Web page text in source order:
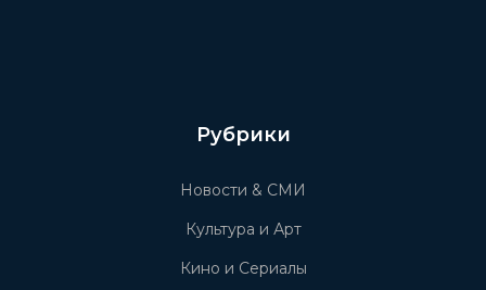
Рубрики
Новости & СМИ
Культура и Арт
Кино и Сериалы